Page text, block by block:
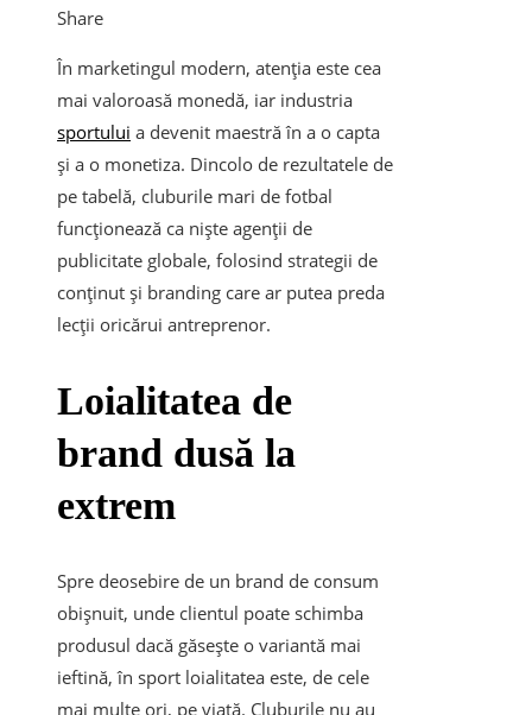
Share
În marketingul modern, atenția este cea
mai valoroasă monedă, iar industria
sportului a devenit maestră în a o capta
și a o monetiza. Dincolo de rezultatele de
pe tabelă, cluburile mari de fotbal
funcționează ca niște agenții de
publicitate globale, folosind strategii de
conținut și branding care ar putea preda
lecții oricărui antreprenor.
Loialitatea de
brand dusă la
extrem
Spre deosebire de un brand de consum
obișnuit, unde clientul poate schimba
produsul dacă găsește o variantă mai
ieftină, în sport loialitatea este, de cele
mai multe ori, pe viață. Cluburile nu au